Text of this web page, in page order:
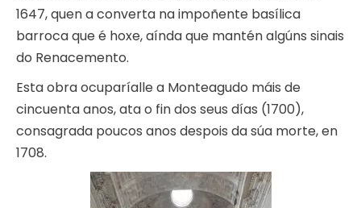
1647, quen a converta na impoñente basílica
barroca que é hoxe, aínda que mantén algúns sinais
do Renacemento.
Esta obra ocuparíalle a Monteagudo máis de
cincuenta anos, ata o fin dos seus días (1700),
consagrada poucos anos despois da súa morte, en
1708.